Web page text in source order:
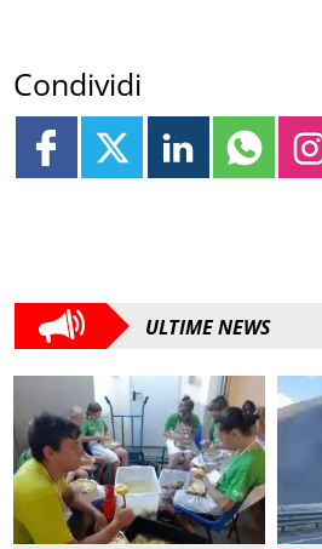
Condividi
ULTIME NEWS